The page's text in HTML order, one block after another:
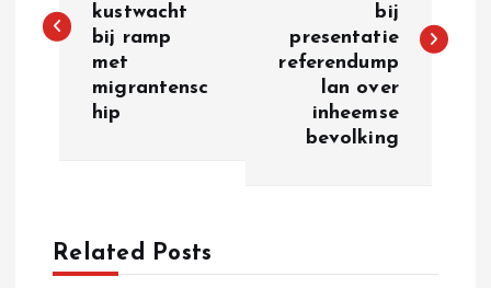
s
v
kustwacht
bij ramp
met
migrantensc
hip
bij
presentatie
referendump
lan over
inheemse
bevolking
Related Posts